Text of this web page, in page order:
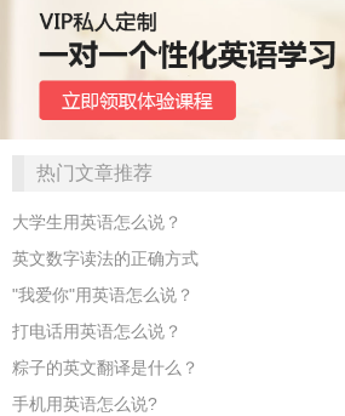
热门文章推荐
大学生用英语怎么说？
英文数字读法的正确方式
"我爱你"用英语怎么说？
打电话用英语怎么说？
粽子的英文翻译是什么？
手机用英语怎么说?